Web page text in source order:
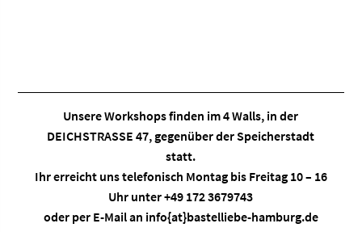
Unsere Workshops finden im4 Walls, in der
DEICHSTRASSE 47, gegenüber der Speicherstadt
statt.
Ihr erreicht uns telefonisch Montag bis Freitag 10 – 16
Uhr unter +49 172 3679743
oder per E-Mail an info{at}bastelliebe-hamburg.de